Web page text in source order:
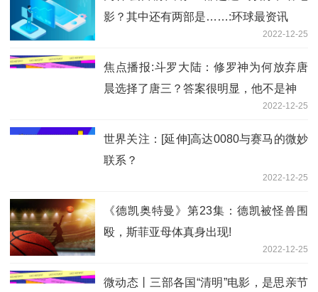
影？其中还有两部是……:环球最资讯
2022-12-25
焦点播报:斗罗大陆：修罗神为何放弃唐
晨选择了唐三？答案很明显，他不是神
2022-12-25
世界关注：[延伸]高达0080与赛马的微妙
联系？
2022-12-25
《德凯奥特曼》第23集：德凯被怪兽围
殴，斯菲亚母体真身出现!
2022-12-25
微动态丨三部各国“清明”电影，是思亲节